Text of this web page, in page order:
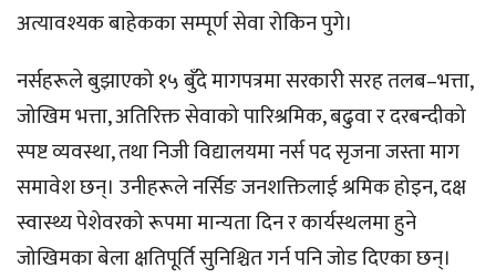
अत्यावश्यक बाहेकका सम्पूर्ण सेवा रोकिन पुगे।
नर्सहरूले बुझाएको १५ बुँदे मागपत्रमा सरकारी सरह तलब–भत्ता,
जोखिम भत्ता, अतिरिक्त सेवाको पारिश्रमिक, बढुवा र दरबन्दीको
स्पष्ट व्यवस्था, तथा निजी विद्यालयमा नर्स पद सृजना जस्ता माग
समावेश छन्। उनीहरूले नर्सिङ जनशक्तिलाई श्रमिक होइन, दक्ष
स्वास्थ्य पेशेवरको रूपमा मान्यता दिन र कार्यस्थलमा हुने
जोखिमका बेला क्षतिपूर्ति सुनिश्चित गर्न पनि जोड दिएका छन्।